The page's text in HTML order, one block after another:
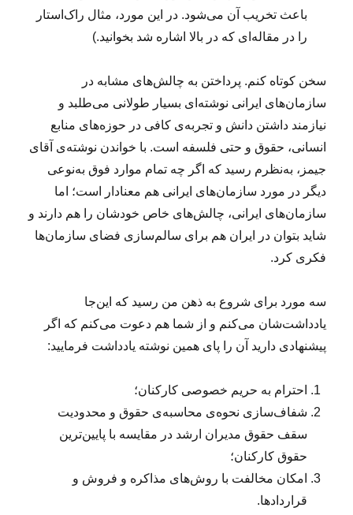
باعث تخریب آن می‌شود. در این مورد، مثال راک‌استار
را در مقاله‌‌ای که در بالا اشاره شد بخوانید.)
سخن کوتاه کنم. پرداختن به چالش‌های مشابه در
سازمان‌های ایرانی نوشته‌ای بسیار طولانی می‌طلبد و
نیازمند داشتن دانش و تجربه‌ی کافی در حوزه‌های منابع
انسانی، حقوق و حتی فلسفه است. با خواندن نوشته‌ی آقای
جیمز، به‌نظرم رسید که اگر چه تمام موارد فوق به‌نوعی
دیگر در مورد سازمان‌های ایرانی هم معنادار است؛ اما
سازمان‌های ایرانی، چالش‌های خاص خودشان را هم دارند و
شاید بتوان در ایران هم برای سالم‌سازی فضای سازمان‌ها
فکری کرد.
سه مورد برای شروع به ذهن من رسید که این‌جا
یادداشت‌شان می‌کنم و از شما هم دعوت می‌کنم که اگر
پیشنهادی دارید آن را پای همین نوشته یادداشت فرمایید:
احترام به حریم خصوصی کارکنان؛
شفاف‌سازی نحوه‌ی محاسبه‌ی حقوق و محدودیت
سقف حقوق مدیران ارشد در مقایسه با پایین‌ترین
حقوق کارکنان؛
امکان مخالفت با روش‌های مذاکره و فروش و
قراردادها.